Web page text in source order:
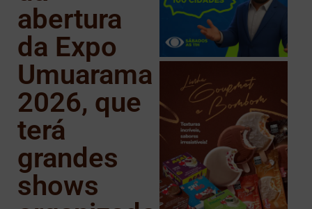
abertura
da Expo
Umuarama
2026, que
terá
grandes
shows